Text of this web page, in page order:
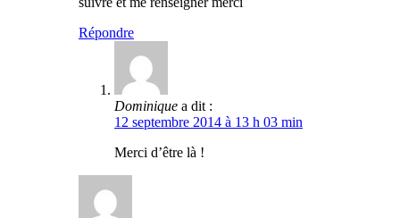
Répondre
Dominique a dit :
12 septembre 2014 à 13 h 03 min
Merci d’être là !